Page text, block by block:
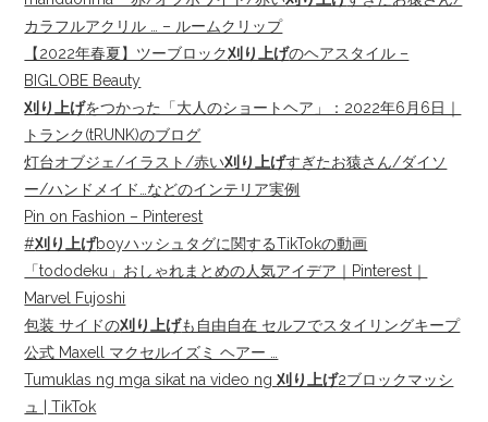
カラフルアクリル … – ルームクリップ
【2022年春夏】ツーブロック刈り上げのヘアスタイル –
BIGLOBE Beauty
刈り上げをつかった「大人のショートヘア」：2022年6月6日｜
トランク(tRUNK)のブログ
灯台オブジェ/イラスト/赤い刈り上げすぎたお猿さん/ダイソ
ー/ハンドメイド…などのインテリア実例
Pin on Fashion – Pinterest
#刈り上げboyハッシュタグに関するTikTokの動画
「tododeku」おしゃれまとめの人気アイデア｜Pinterest｜
Marvel Fujoshi
包装 サイドの刈り上げも自由自在 セルフでスタイリングキープ
公式 Maxell マクセルイズミ ヘアー …
Tumuklas ng mga sikat na video ng刈り上げ2ブロックマッシ
ュ | TikTok